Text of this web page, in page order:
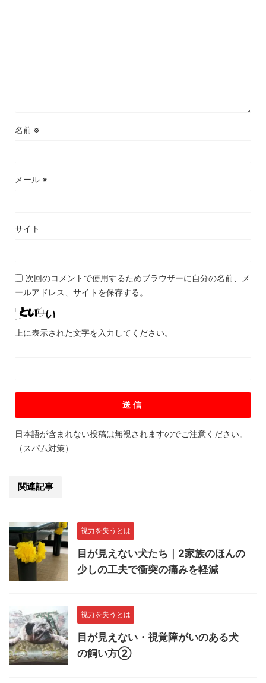
名前 ※
メール ※
サイト
次回のコメントで使用するためブラウザーに自分の名前、メ
ールアドレス、サイトを保存する。
上に表示された文字を入力してください。
日本語が含まれない投稿は無視されますのでご注意ください。
（スパム対策）
関連記事
視力を失うとは
目が見えない犬たち｜2家族のほんの
少しの工夫で衝突の痛みを軽減
視力を失うとは
目が見えない・視覚障がいのある犬
の飼い方②